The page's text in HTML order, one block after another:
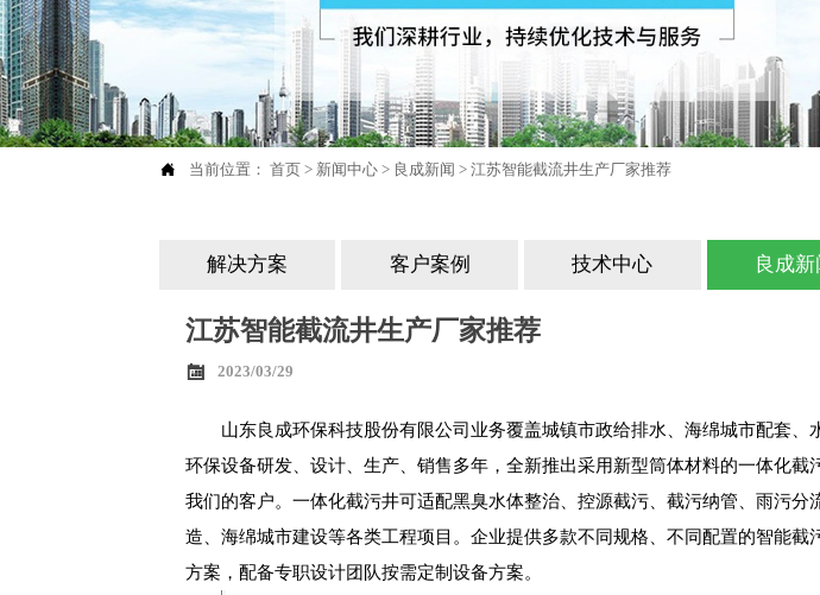
 当前位置：首页 > 新闻中心 > 良成新闻 >江苏智能截流井生产厂家推荐
解决方案 客户案例 技术中心 良成新
江苏智能截流井生产厂家推荐
 2023/03/29
山东良成环保科技股份有限公司业务覆盖城镇市政给排水、海绵城市配套、
环保设备研发、设计、生产、销售多年，全新推出采用新型筒体材料的一体化截
我们的客户。一体化截污井可适配黑臭水体整治、控源截污、截污纳管、雨污分
造、海绵城市建设等各类工程项目。企业提供多款不同规格、不同配置的智能截
方案，配备专职设计团队按需定制设备方案。